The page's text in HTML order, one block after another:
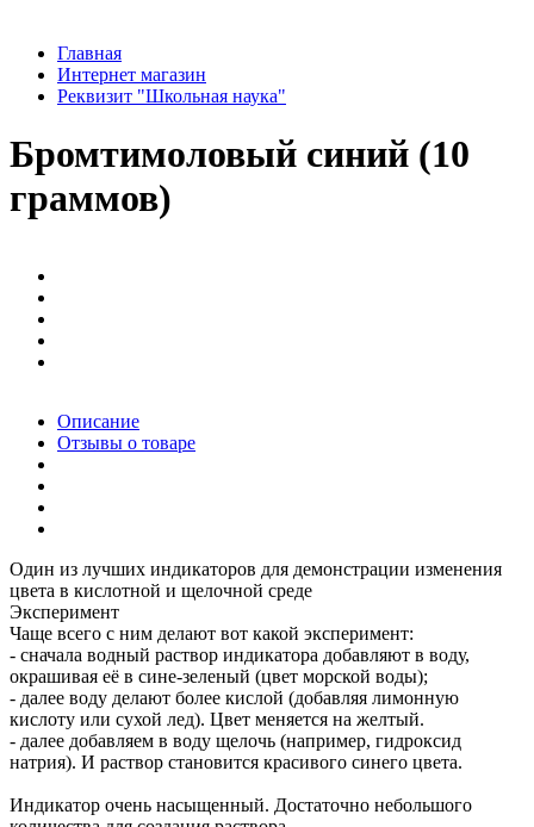
Главная
Интернет магазин
Реквизит "Школьная наука"
Бромтимоловый синий (10
граммов)
Описание
Отзывы о товаре
Один из лучших индикаторов для демонстрации изменения
цвета в кислотной и щелочной среде
Эксперимент
Чаще всего с ним делают вот какой эксперимент:
- сначала водный раствор индикатора добавляют в воду,
окрашивая её в сине-зеленый (цвет морской воды);
- далее воду делают более кислой (добавляя лимонную
кислоту или сухой лед). Цвет меняется на желтый.
- далее добавляем в воду щелочь (например, гидроксид
натрия). И раствор становится красивого синего цвета.
Индикатор очень насыщенный. Достаточно небольшого